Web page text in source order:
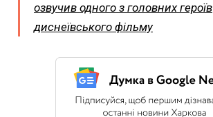
озвучив одного з головних героїв
диснеївського фільму